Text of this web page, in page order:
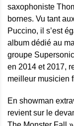
saxophoniste
bornes. Vu tant
Puccino, il s’est
album dédié au
groupe
en 2014 et 2017,
meilleur musicien
En showman
revient sur le